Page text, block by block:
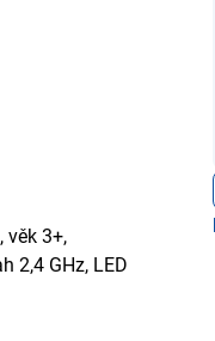
věk 3+,
2,4 GHz, LED